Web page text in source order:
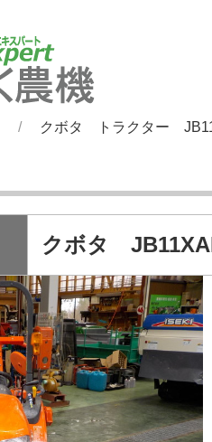
クボタ トラクター
クボタ